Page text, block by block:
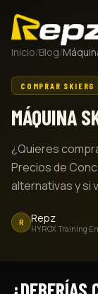
Inicio/Blog/
COMPRAR SKIERG
MÁQUINA
¿Quieres
Precios de
alternativas y si
R Repz
HYROX Training